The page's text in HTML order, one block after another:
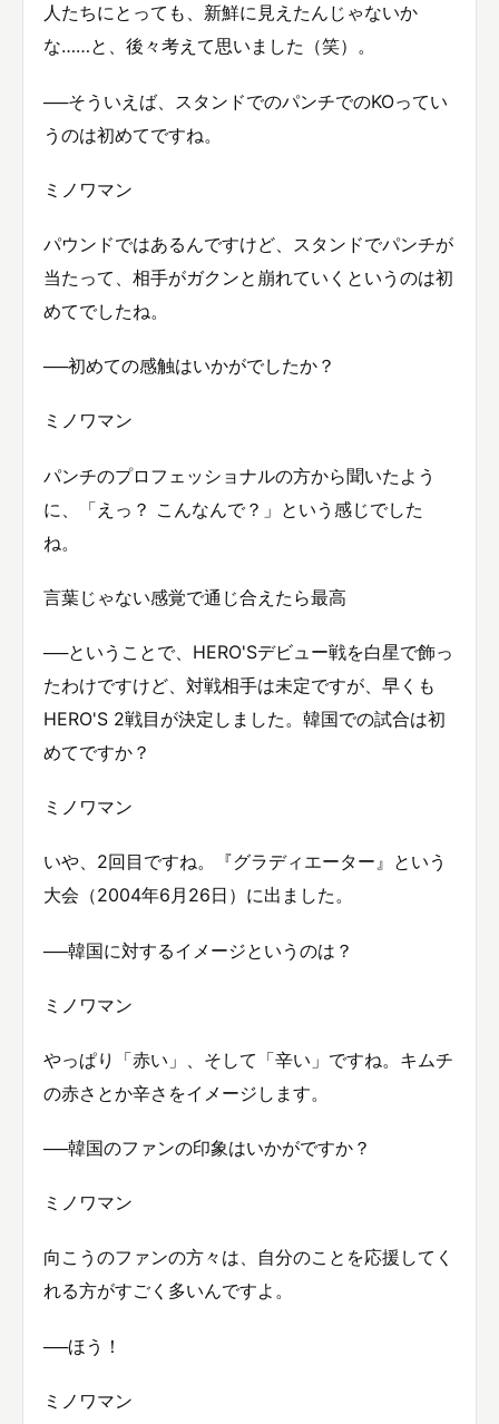
人たちにとっても、新鮮に見えたんじゃないか
な……と、後々考えて思いました（笑）。
──そういえば、スタンドでのパンチでのKOってい
うのは初めてですね。
ミノワマン
パウンドではあるんですけど、スタンドでパンチが
当たって、相手がガクンと崩れていくというのは初
めてでしたね。
──初めての感触はいかがでしたか？
ミノワマン
パンチのプロフェッショナルの方から聞いたよう
に、「えっ？ こんなんで？」という感じでした
ね。
言葉じゃない感覚で通じ合えたら最高
──ということで、HERO'Sデビュー戦を白星で飾っ
たわけですけど、対戦相手は未定ですが、早くも
HERO'S 2戦目が決定しました。韓国での試合は初
めてですか？
ミノワマン
いや、2回目ですね。『グラディエーター』という
大会（2004年6月26日）に出ました。
──韓国に対するイメージというのは？
ミノワマン
やっぱり「赤い」、そして「辛い」ですね。キムチ
の赤さとか辛さをイメージします。
──韓国のファンの印象はいかがですか？
ミノワマン
向こうのファンの方々は、自分のことを応援してく
れる方がすごく多いんですよ。
──ほう！
ミノワマン